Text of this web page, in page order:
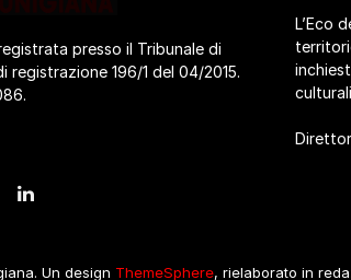
presso il Tribunale di
registrazione 196/1 del 04/2015.
L’Eco
LinkedIn
Un design ThemeSphere, rielaborato in